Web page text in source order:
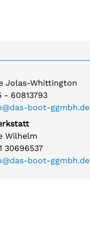
Jolas-Whittington
- 60813793
boot-ggmbh.de
Wilhelm
30696537
boot-ggmbh.de